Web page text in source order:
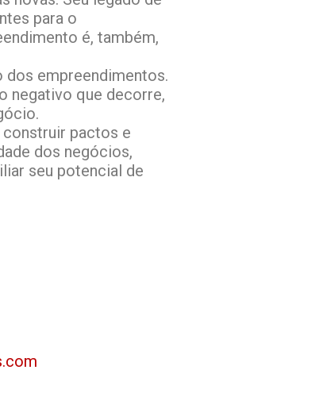
para o
é, também,
dos empreendimentos.
negativo que decorre,
construir pactos e
dos negócios,
seu potencial de